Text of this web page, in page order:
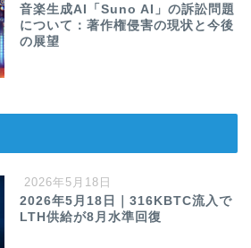
音楽生成AI「Suno AI」の訴訟問題
について：著作権侵害の現状と今後
の展望
2026年5月18日
2026年5月18日｜316KBTC流入で
LTH供給が8月水準回復